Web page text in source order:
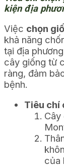
kiện địa
Việc chọn
khả năng
tại địa
cây giống từ
ràng, đảm
bệnh.
Tiêu chí
Cây
của